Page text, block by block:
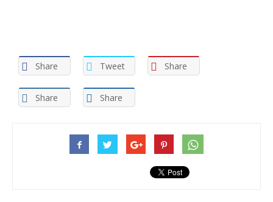
Share Tweet Share
Share Share